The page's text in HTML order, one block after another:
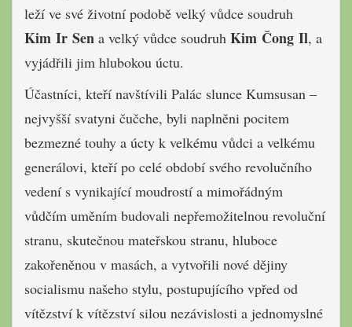
leží ve své životní podobě velký vůdce soudruh
Kim Ir Sen a velký vůdce soudruh Kim Čong Il, a
vyjádřili jim hlubokou úctu.
Účastníci, kteří navštívili Palác slunce Kumsusan –
nejvyšší svatyni čučche, byli naplněni pocitem
bezmezné touhy a úcty k velkému vůdci a velkému
generálovi, kteří po celé období svého revolučního
vedení s vynikající moudrostí a mimořádným
vůdčím uměním budovali nepřemožitelnou revoluční
stranu, skutečnou mateřskou stranu, hluboce
zakořeněnou v masách, a vytvořili nové dějiny
socialismu našeho stylu, postupujícího vpřed od
vítězství k vítězství silou nezávislosti a jednomyslné